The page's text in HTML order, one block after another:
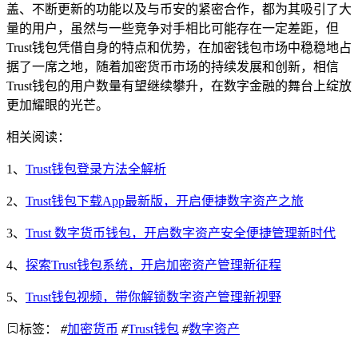
盖、不断更新的功能以及与币安的紧密合作，都为其吸引了大
量的用户，虽然与一些竞争对手相比可能存在一定差距，但
Trust钱包凭借自身的特点和优势，在加密钱包市场中稳稳地占
据了一席之地，随着加密货币市场的持续发展和创新，相信
Trust钱包的用户数量有望继续攀升，在数字金融的舞台上绽放
更加耀眼的光芒。
相关阅读：
1、 Trust钱包登录方法全解析
2、 Trust钱包下载App最新版，开启便捷数字资产之旅
3、 Trust 数字货币钱包，开启数字资产安全便捷管理新时代
4、 探索Trust钱包系统，开启加密资产管理新征程
5、 Trust钱包视频，带你解锁数字资产管理新视野
标签： #加密货币 #Trust钱包 #数字资产